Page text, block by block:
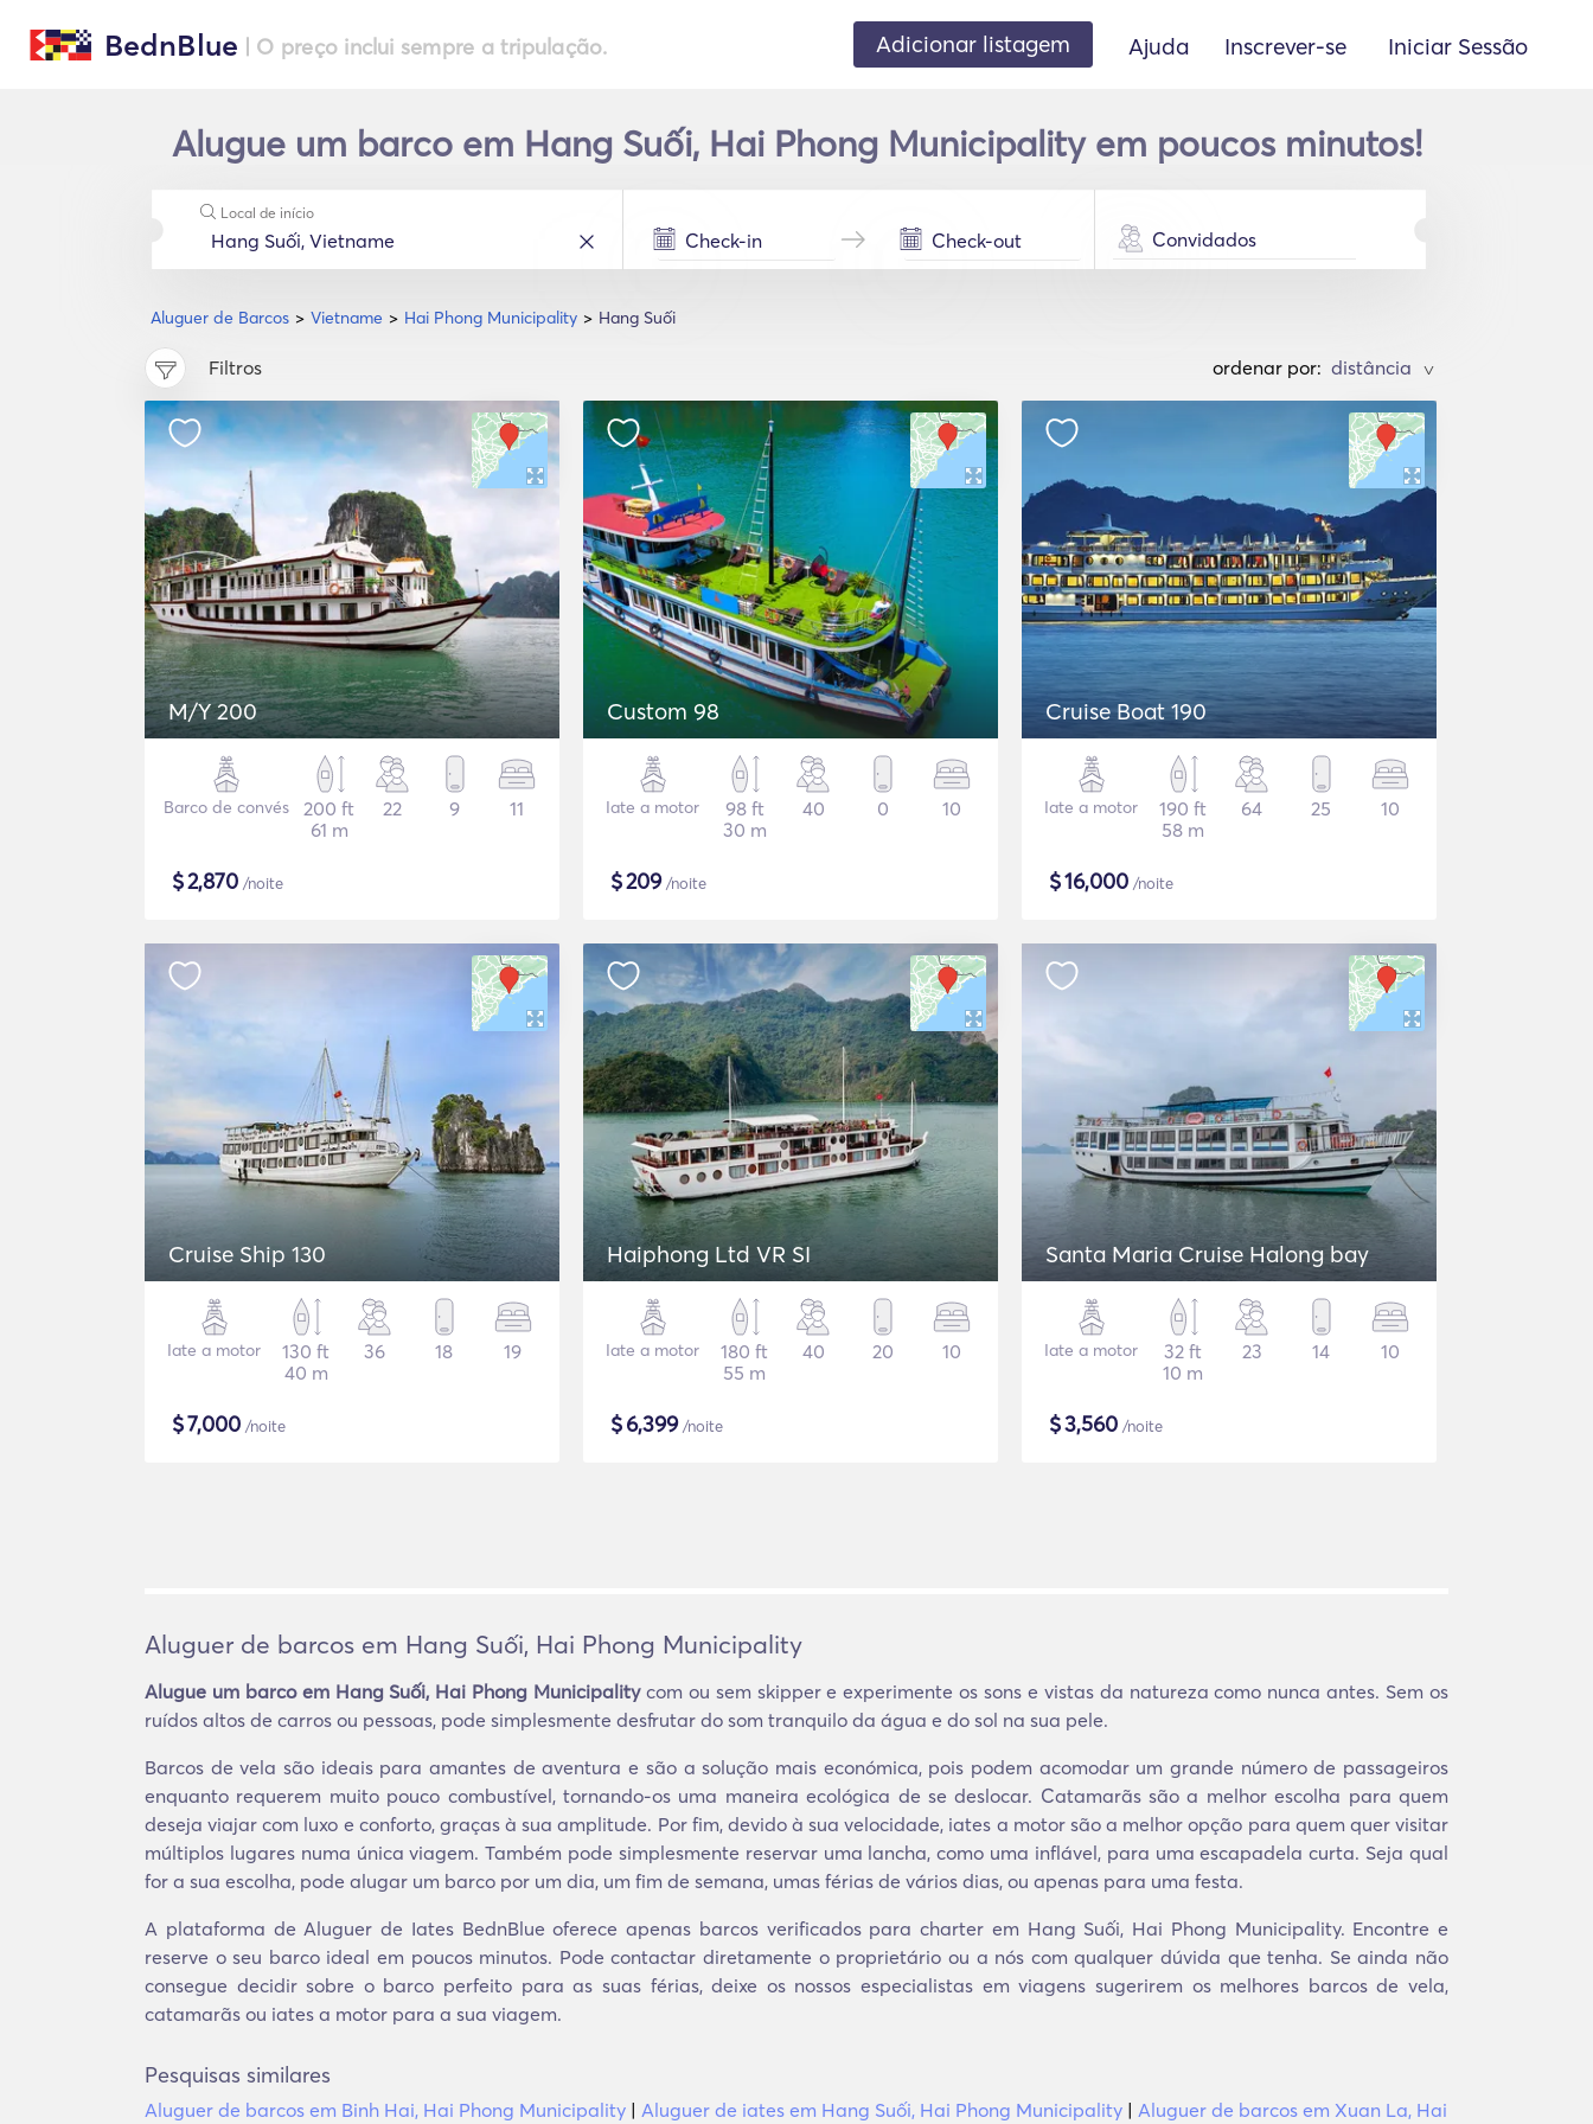
BednBlue | O preço inclui sempre a tripulação. Adicionar listagem Ajuda Inscrever-se Iniciar Sessão
Alugue um barco em Hang Suối, Hai Phong Municipality em poucos minutos!
Aluguer de Barcos Vietname Hai Phong Municipality Hang Suối
Local de início
Convidados
Filtros ordenar por: >
M/Y 200
Barco de convés
200 ft
61 m
22 9 11
$2,870 /noite
Custom 98
Iate a motor
98 ft
30 m
40 0 10
$209/noite
Cruise Boat 190
Iate a motor
190 ft
58 m
64 25 10
$16,000 /noite
Cruise Ship 130
Iate a motor
130 ft
40 m
36 18 19
$7,000 /noite
Haiphong Ltd VR SI
Iate a motor
180 ft
55 m
40 20 10
$6,399/noite
Santa Maria Cruise Halong bay
Iate a motor
32 ft
10 m
23 14 10
$3,560 /noite
Aluguer de barcos em Hang Suối, Hai Phong Municipality
Alugue um barco em Hang Suối, Hai Phong Municipalitycom ou sem skipper e experimente os sons e vistas da natureza como nunca antes. Sem os
ruídos altos de carros ou pessoas, pode simplesmente desfrutar do som tranquilo da água e do sol na sua pele.
Barcos de vela são ideais para amantes de aventura e são a solução mais económica, pois podem acomodar um grande número de passageiros
enquanto requerem muito pouco combustível, tornando-os uma maneira ecológica de se deslocar. Catamarãs são a melhor escolha para quem
deseja viajar com luxo e conforto, graças à sua amplitude. Por fim, devido à sua velocidade, iates a motor são a melhor opção para quem quer visitar
múltiplos lugares numa única viagem. Também pode simplesmente reservar uma lancha, como uma inflável, para uma escapadela curta. Seja qual
for a sua escolha, pode alugar um barco por um dia, um fim de semana, umas férias de vários dias, ou apenas para uma festa.
A plataforma de Aluguer de Iates BednBlue oferece apenas barcos verificados para charter em Hang Suối, Hai Phong Municipality. Encontre e
reserve o seu barco ideal em poucos minutos. Pode contactar diretamente o proprietário ou a nós com qualquer dúvida que tenha. Se ainda não
consegue decidir sobre o barco perfeito para as suas férias, deixe os nossos especialistas em viagens sugerirem os melhores barcos de vela,
catamarãs ou iates a motor para a sua viagem.
Pesquisas similares
Aluguer de barcos em Binh Hai, Hai Phong Municipality | Aluguer de iates em Hang Suối, Hai Phong Municipality | Aluguer de barcos em Xuan La, Hai